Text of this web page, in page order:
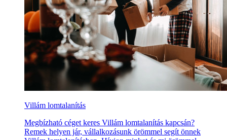
Villám lomtalanítás
Megbízható céget keres Villám lomtalanítás kapcsán?
Remek helyen jár, vállalkozásunk örömmel segít önnek